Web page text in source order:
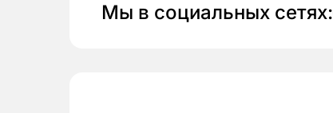
Мы в социальных сетях: